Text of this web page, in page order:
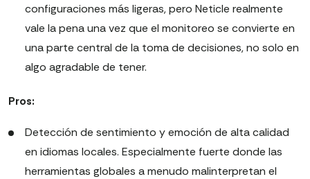
configuraciones más ligeras, pero Neticle realmente
vale la pena una vez que el monitoreo se convierte en
una parte central de la toma de decisiones, no solo en
algo agradable de tener.
Pros:
Detección de sentimiento y emoción de alta calidad
en idiomas locales. Especialmente fuerte donde las
herramientas globales a menudo malinterpretan el